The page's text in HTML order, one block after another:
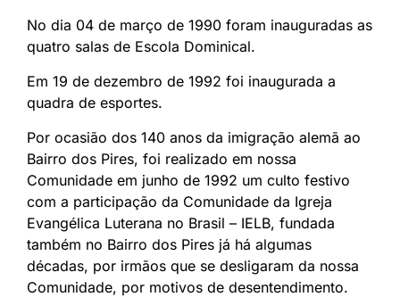
No dia 04 de março de 1990 foram inauguradas as
quatro salas de Escola Dominical.
Em 19 de dezembro de 1992 foi inaugurada a
quadra de esportes.
Por ocasião dos 140 anos da imigração alemã ao
Bairro dos Pires, foi realizado em nossa
Comunidade em junho de 1992 um culto festivo
com a participação da Comunidade da Igreja
Evangélica Luterana no Brasil – IELB, fundada
também no Bairro dos Pires já há algumas
décadas, por irmãos que se desligaram da nossa
Comunidade, por motivos de desentendimento.